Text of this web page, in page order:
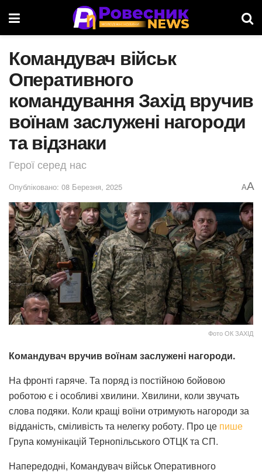
Командувач військ
Оперативного
командування Захід вручив
воїнам заслужені нагороди
та відзнаки
Герої серед нас
Опубліковано: 08 Березня, 2025 AA
Фото ОК ЗАХІД
Командувач вручив воїнам заслужені нагороди.
На фронті гаряче. Та поряд із постійною бойовою
роботою є і особливі хвилини. Хвилини, коли звучать
слова подяки. Коли кращі воїни отримують нагороди за
відданість, сміливість та нелегку роботу. Про це пише
Група комунікацій Тернопільського ОТЦК та СП.
Напередодні, Командувач військ Оперативного